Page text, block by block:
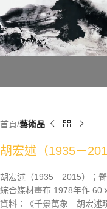
首頁 藝術品
胡宏述（1935－
胡宏述（1935－2015）；脊
綜合媒材畫布 1978年作 60
資料：《千景萬象－胡宏述